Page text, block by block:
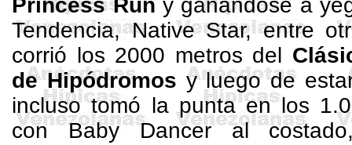
PrincessRun y ganándose a
Tendencia,Native Star, entre
corrió los 2000 metros del
de Hipódromos y luego de
incluso tomó la punta en los
conBaby Danceral